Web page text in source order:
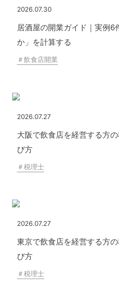
2026.07.30
居酒屋の開業ガイド｜実例6
か」を計算する
＃飲食店開業
2026.07.27
大阪で飲食店を経営する方
び方
＃税理士
2026.07.27
東京で飲食店を経営する方
び方
＃税理士